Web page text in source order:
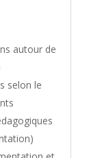
autour de
selon le